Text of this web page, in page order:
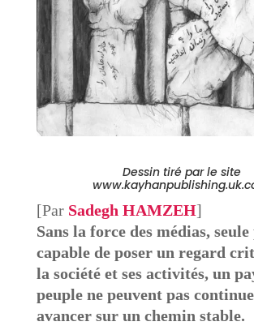
Dessin tiré par le site
[Par Sadegh HAMZEH]
Sans la force des médias, seule
capable de poser un regard
la société et ses activités, un
peuple ne peuvent pas
avancer sur un chemin stable.